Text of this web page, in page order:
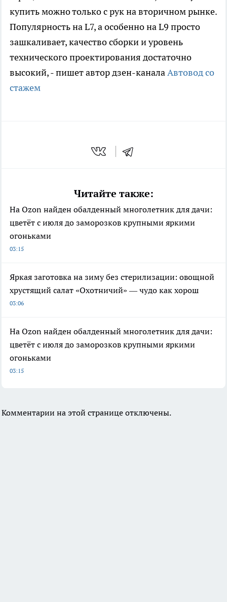
купить можно только с рук на вторичном рынке.
Популярность на L7, а особенно на L9 просто
зашкаливает, качество сборки и уровень
технического проектирования достаточно
высокий, - пишет автор дзен-каналаАвтовод со
стажем
Читайте также:
На Ozon найден обалденный многолетник для дачи:
цветёт с июля до заморозков крупными яркими
огоньками
03:15
Яркая заготовка на зиму без стерилизации: овощной
хрустящий салат «Охотничий» — чудо как хорош
03:06
На Ozon найден обалденный многолетник для дачи:
цветёт с июля до заморозков крупными яркими
огоньками
03:15
Комментарии на этой странице отключены.